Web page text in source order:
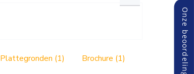
Plattegronden (1)
Brochure (1)